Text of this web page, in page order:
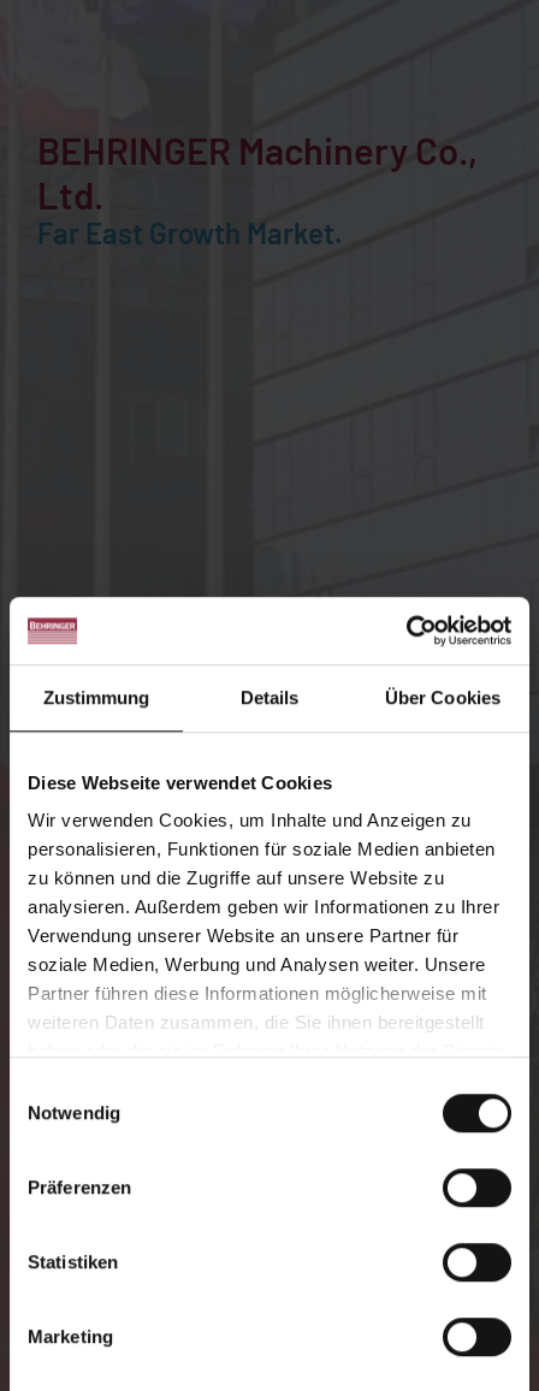
Zustimmung Details Über Cookies
Diese Webseite verwendet Cookies
Wir verwenden Cookies, um Inhalte und Anzeigen zu
personalisieren, Funktionen für soziale Medien anbieten
zu können und die Zugriffe auf unsere Website zu
analysieren. Außerdem geben wir Informationen zu Ihrer
Verwendung unserer Website an unsere Partner für
soziale Medien, Werbung und Analysen weiter. Unsere
Partner führen diese Informationen möglicherweise mit
weiteren Daten zusammen, die Sie ihnen bereitgestellt
Notwendig
Präferenzen
Statistiken
Marketing
BEHRINGER Machinery Co.,
Ltd.
Far East Growth Market.